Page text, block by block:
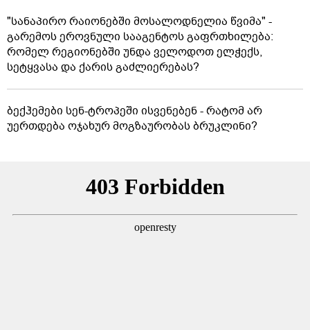
"სანაპირო რაიონებში მოსალოდნელია წვიმა" -
გარემოს ეროვნული სააგენტოს გაფრთხილება:
რომელ რეგიონებში უნდა ველოდოთ ელჭექს,
სეტყვასა და ქარის გაძლიერებას?
ბექჰემები სენ-ტროპეში ისვენებენ - რატომ არ
უერთდება ოჯახურ მოგზაურობას ბრუკლინი?